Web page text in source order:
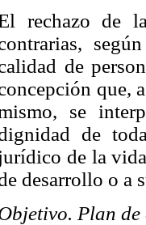
rechazo de
de
que,
se
de
de la
desarrollo o a
Plan de